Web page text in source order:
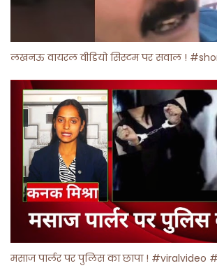
लखनऊ वायरल वीडियो सिस्टम पर सवाल !